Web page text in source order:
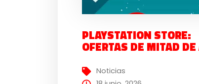
PLAYSTATION STORE:
OFERTAS DE MITAD
Noticias